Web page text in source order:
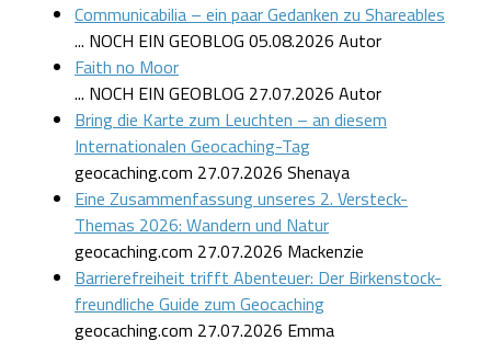
Communicabilia – ein paar Gedanken zu Shareables
... NOCH EIN GEOBLOG 05.08.2026 Autor
Faith no Moor
... NOCH EIN GEOBLOG 27.07.2026 Autor
Bring die Karte zum Leuchten – an diesem
Internationalen Geocaching-Tag
geocaching.com 27.07.2026 Shenaya
Eine Zusammenfassung unseres 2. Versteck-
Themas 2026: Wandern und Natur
geocaching.com 27.07.2026 Mackenzie
Barrierefreiheit trifft Abenteuer: Der Birkenstock-
freundliche Guide zum Geocaching
geocaching.com 27.07.2026 Emma